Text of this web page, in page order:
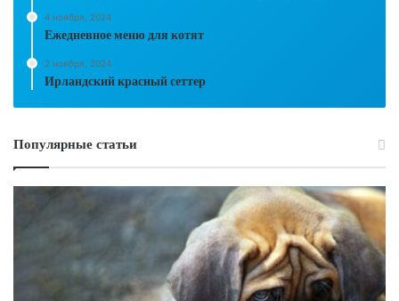
4 ноября, 2024
Ежедневное меню для котят
2 ноября, 2024
Ирландский красный сеттер
Популярные статьи